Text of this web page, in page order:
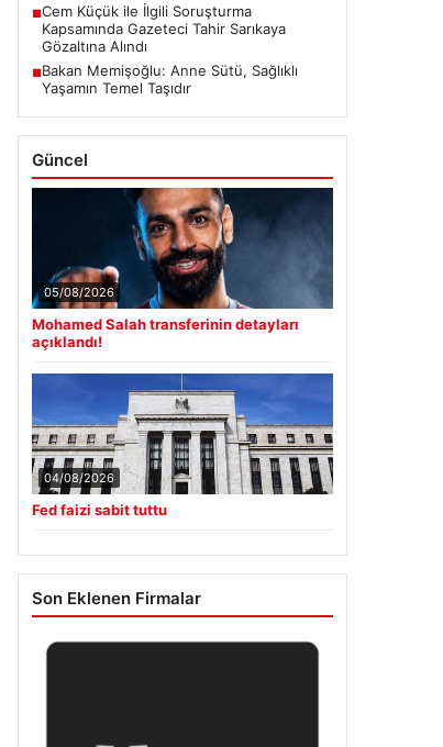
■Cem Küçük ile İlgili Soruşturma
Kapsamında Gazeteci Tahir Sarıkaya
Gözaltına Alındı
■Bakan Memişoğlu: Anne Sütü, Sağlıklı
Yaşamın Temel Taşıdır
Güncel
05/08/2026
Mohamed Salah transferinin detayları
açıklandı!
04/08/2026
Fed faizi sabit tuttu
Son Eklenen Firmalar